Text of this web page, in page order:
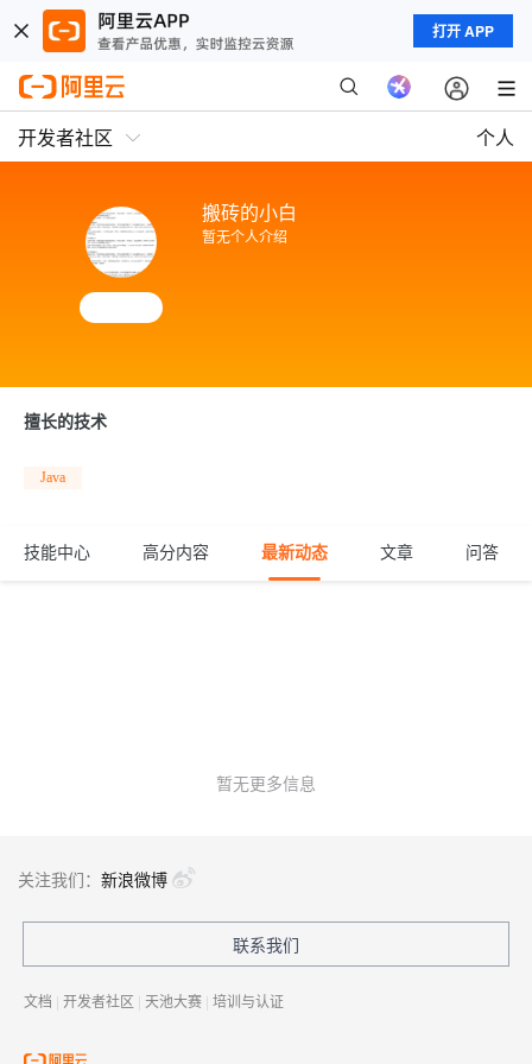
打开 APP
开发者社区 个人
搬砖的小白
暂无个人介绍
擅长的技术
Java
技能中心 高分内容 最新动态 文章 问答
暂无更多信息
关注我们： 新浪微博
联系我们
文档 | 开发者社区 | 天池大赛 | 培训与认证